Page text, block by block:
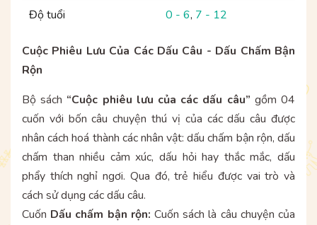
Độ tuổi
0 - 6, 7 - 12
Cuộc Phiêu Lưu Của Các Dấu Câu - Dấu Chấm Bận
Rộn
Bộ sách “Cuộc phiêu lưu của các dấu câu” gồm 04
cuốn với bốn câu chuyện thú vị của các dấu câu được
nhân cách hoá thành các nhân vật: dấu chấm bận rộn, dấu
chấm than nhiều cảm xúc, dấu hỏi hay thắc mắc, dấu
phẩy thích nghỉ ngơi. Qua đó, trẻ hiểu được vai trò và
cách sử dụng các dấu câu.
Cuốn Dấu chấm bận rộn: Cuốn sách là câu chuyện của